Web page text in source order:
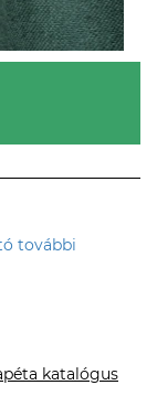
további
katalógus